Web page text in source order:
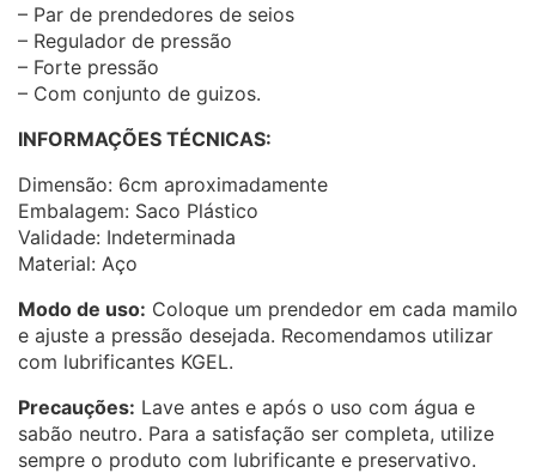
– Par de prendedores de seios
– Regulador de pressão
– Forte pressão
– Com conjunto de guizos.
INFORMAÇÕES TÉCNICAS:
Dimensão: 6cm aproximadamente
Embalagem: Saco Plástico
Validade: Indeterminada
Material: Aço
Modo de uso: Coloque um prendedor em cada mamilo
e ajuste a pressão desejada. Recomendamos utilizar
com lubrificantes KGEL.
Precauções: Lave antes e após o uso com água e
sabão neutro. Para a satisfação ser completa, utilize
sempre o produto com lubrificante e preservativo.